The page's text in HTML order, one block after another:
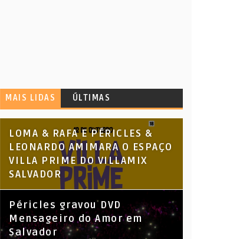
MAIS LIDAS ÚLTIMAS
LOMA & RAFA E PÉRICLES &
LEONARDO AMIMARA O ESPAÇO
VILLA PRIME DO VILLAMIX
SALVADOR
Péricles gravou DVD
Mensageiro do Amor em
Salvador